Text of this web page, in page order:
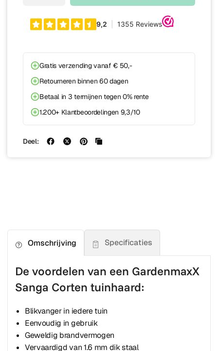
Gratis verzending vanaf € 50,-
Retourneren binnen 60 dagen
Betaal in 3 termijnen tegen 0% rente
1.200+ Klantbeoordelingen 9,3/10
Deel:
Omschrijving Specificaties
De voordelen van een GardenmaxX
Sanga Corten tuinhaard:
Blikvanger in iedere tuin
Eenvoudig in gebruik
Geweldig brandvermogen
Vervaardigd van 1.6 mm dik staal